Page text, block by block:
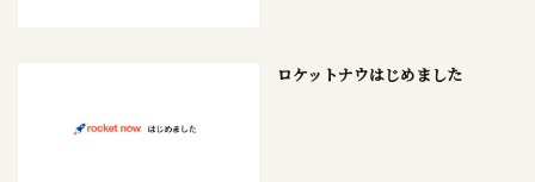
ロケットナウはじめました